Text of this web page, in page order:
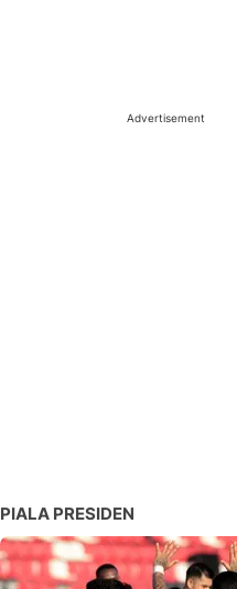
Advertisement
PIALA PRESIDEN